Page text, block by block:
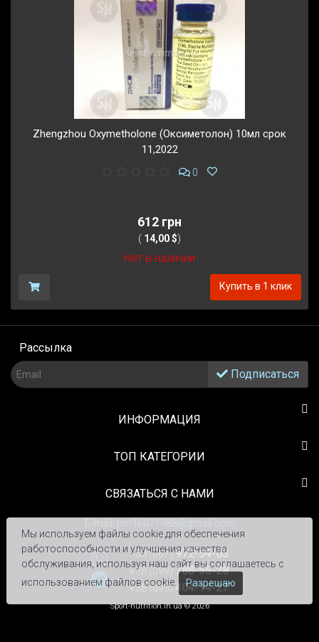
Zhengzhou Oxymetholone (Оксиметолон) 10мл срок
11,2022
0
612 грн
( 14,00 $)
Нет в наличии
Купить в 1 клик
Рассылка
Подписаться
ИНФОРМАЦИЯ
TOП КАТЕГОРИИ
СВЯЗАТЬСЯ С НАМИ
E-mail: pm16071988@gmail.com
+38 (067)972-54-03
+38 (099)788-55-28
+38 (093)404-14-27
Sport-nutrition.in.ua © 2026
Мы используем файлы cookie для обеспечения
работоспособности и улучшения качества
обслуживания, используя наш сайт вы соглашаетесь с
использованием файлов cookie.
Разрешаю